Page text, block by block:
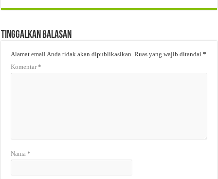
Tinggalkan Balasan
Alamat email Anda tidak akan dipublikasikan. Ruas yang wajib ditandai*
Komentar*
Nama*